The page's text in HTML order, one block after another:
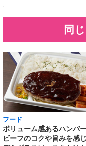
同
フード
ボリューム感あるハンバー
ビーフのコクや旨みを感